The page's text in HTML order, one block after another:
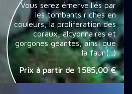
Vous serez émerveillés par
les tombants riches en
couleurs, la prolifération des
coraux, alcyonnaires et
gorgones géantes, ainsi que
la faun(...)
Prix à partir de 1 585,00 €